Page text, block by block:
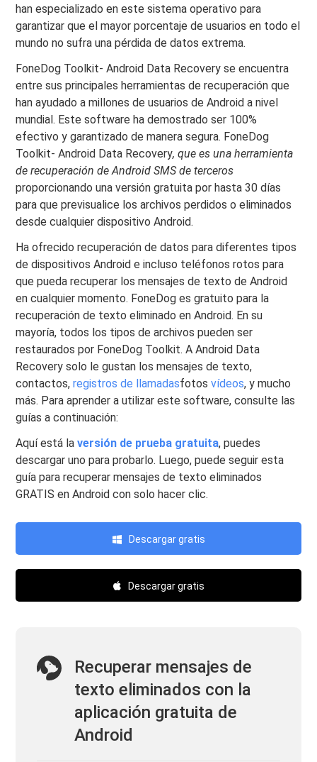
han especializado en este sistema operativo para
garantizar que el mayor porcentaje de usuarios en todo el
mundo no sufra una pérdida de datos extrema.
FoneDog Toolkit- Android Data Recovery se encuentra
entre sus principales herramientas de recuperación que
han ayudado a millones de usuarios de Android a nivel
mundial. Este software ha demostrado ser 100%
efectivo y garantizado de manera segura. FoneDog
Toolkit- Android Data Recovery, que es una herramienta
de recuperación de Android SMS de terceros
proporcionando una versión gratuita por hasta 30 días
para que previsualice los archivos perdidos o eliminados
desde cualquier dispositivo Android.
Ha ofrecido recuperación de datos para diferentes tipos
de dispositivos Android e incluso teléfonos rotos para
que pueda recuperar los mensajes de texto de Android
en cualquier momento. FoneDog es gratuito para la
recuperación de texto eliminado en Android. En su
mayoría, todos los tipos de archivos pueden ser
restaurados por FoneDog Toolkit. A Android Data
Recovery solo le gustan los mensajes de texto,
contactos,registros de llamadasfotosvídeos, y mucho
más. Para aprender a utilizar este software, consulte las
guías a continuación:
Aquí está laversión de prueba gratuita, puedes
descargar uno para probarlo. Luego, puede seguir esta
guía para recuperar mensajes de texto eliminados
GRATIS en Android con solo hacer clic.
Descargar gratis
Descargar gratis
Recuperar mensajes de
texto eliminados con la
aplicación gratuita de
Android